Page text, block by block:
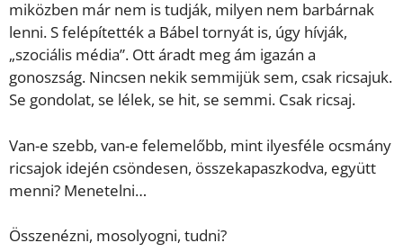
miközben már nem is tudják, milyen nem barbárnak
lenni. S felépítették a Bábel tornyát is, úgy hívják,
„szociális média”. Ott áradt meg ám igazán a
gonoszság. Nincsen nekik semmijük sem, csak ricsajuk.
Se gondolat, se lélek, se hit, se semmi. Csak ricsaj.
Van-e szebb, van-e felemelőbb, mint ilyesféle ocsmány
ricsajok idején csöndesen, összekapaszkodva, együtt
menni? Menetelni…
Összenézni, mosolyogni, tudni?